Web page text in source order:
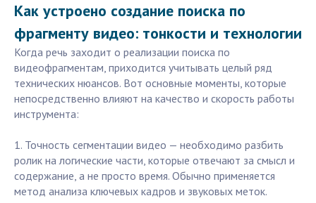
Как устроено создание поиска по
фрагменту видео: тонкости и технологии
Когда речь заходит о реализации поиска по
видеофрагментам, приходится учитывать целый ряд
технических нюансов. Вот основные моменты, которые
непосредственно влияют на качество и скорость работы
инструмента:
1. Точность сегментации видео — необходимо разбить
ролик на логические части, которые отвечают за смысл и
содержание, а не просто время. Обычно применяется
метод анализа ключевых кадров и звуковых меток.